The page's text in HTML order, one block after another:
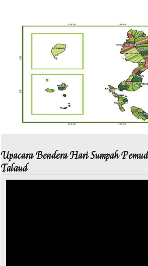
Upacara Bendera Hari Sumpah
Talaud